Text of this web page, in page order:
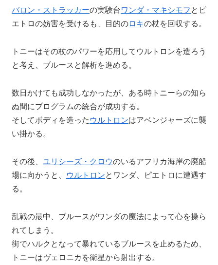
バロン・ストラッカーの実験台 ワンダ・マキシモフ とピ
エトロの妨害を受けるも、目的のロキの杖を回収する。
トニーはその杖のパワーを応用してウルトロンを造ろう
と考え、ブルースと解析を進める。
数日かけても成功しなかったが、ある時トニーらの知ら
ぬ間にプログラムの統合が成功する。
そしてボディを造った ウルトロンはアベンジャーズに襲
い掛かる。
その後、 ユリシーズ・クロウのいるアフリカ海岸の廃船
場に向かうと、
ウルトロンとワンダ、ピエトロに遭遇す
る。
乱戦の最中、ブルースがワンダの魔法によって心を操ら
れてしまう。
街でハルクとなって暴れているブルースを止めるため、
トニーはヴェロニカを衛星から射出する。